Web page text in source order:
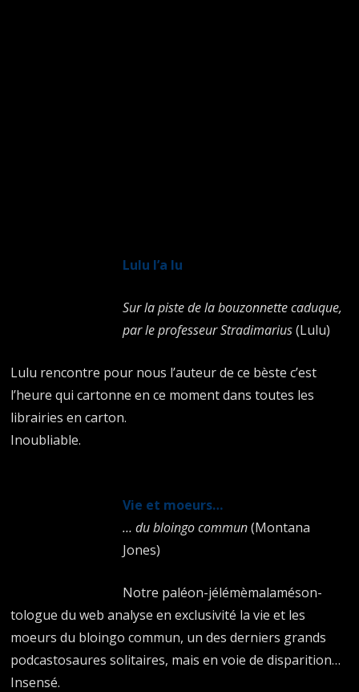
Lulu l’a lu
Sur la piste de la bouzonnette caduque,
par le professeur Stradimarius(Lulu)
Lulu rencontre pour nous l’auteur de ce bèste c’est
l’heure qui cartonne en ce moment dans toutes les
librairies en carton.
Inoubliable.
Vie et moeurs…
… du bloingo commun(Montana
Jones)
Notre paléon-jélémèmalaméson-
tologue du web analyse en exclusivité la vie et les
moeurs du bloingo commun, un des derniers grands
podcastosaures solitaires, mais en voie de disparition…
Insensé.